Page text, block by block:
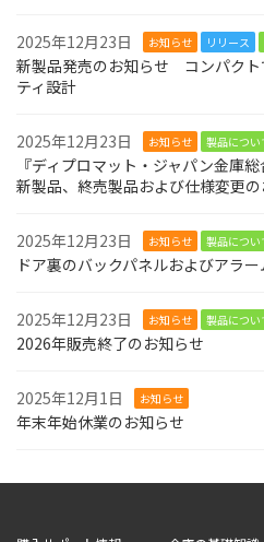
2025年12月23日 お知らせ リリース
新製品発売のお知らせ コンパクト
ティ設計
2025年12月23日 お知らせ 製品につい
『ディプロマット・ジャパン金庫
新製品、終売製品および仕様変更
2025年12月23日 お知らせ 製品につい
ドア裏のバックパネルおよびアラ
2025年12月23日 お知らせ 製品につい
2026年販売終了のお知らせ
2025年12月1日 お知らせ
年末年始休業のお知らせ